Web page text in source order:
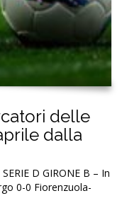
delle
dalla
D GIRONE B – In
0-0 Fiorenzuola-